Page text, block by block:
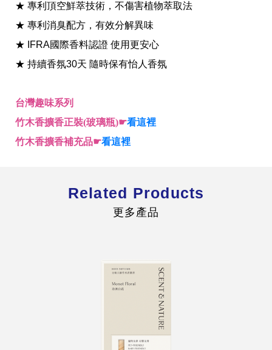
全球經營版圖
查詢即時股價與歷年股利資訊
人才招募
人，是花仙子企業最珍視的重要資產
★ 專利頂空鮮萃技術，不傷害植物萃取法
★ 專利消臭配方，有效分解異味
★ IFRA國際香料認證 使用更安心
★ 持續香氛30天 隨時保有怡人香氛
台灣趣味系列
竹木香擴香正裝(玻璃瓶)☛看這裡
竹木香擴香補充品☛看這裡
Related Products
更多產品